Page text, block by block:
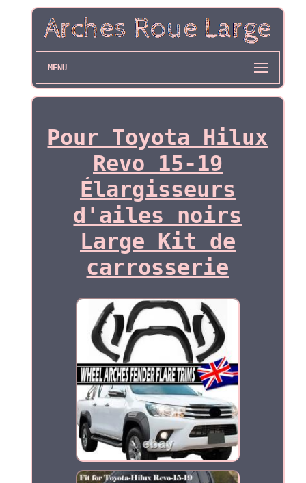
MENU
Pour Toyota Hilux
Revo 15-19
Élargisseurs
d'ailes noirs
Large Kit de
carrosserie